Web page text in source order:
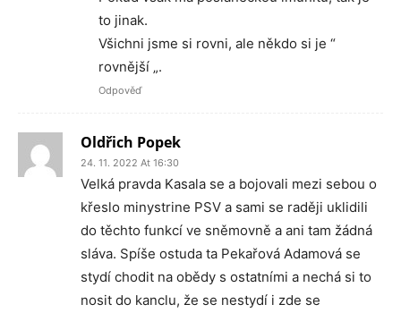
to jinak.
Všichni jsme si rovni, ale někdo si je “
rovnější „.
Odpověď
Oldřich Popek
24. 11. 2022 At 16:30
Velká pravda Kasala se a bojovali mezi sebou o
křeslo minystrine PSV a sami se raději uklidili
do těchto funkcí ve sněmovně a ani tam žádná
sláva. Spíše ostuda ta Pekařová Adamová se
stydí chodit na obědy s ostatními a nechá si to
nosit do kanclu, že se nestydí i zde se